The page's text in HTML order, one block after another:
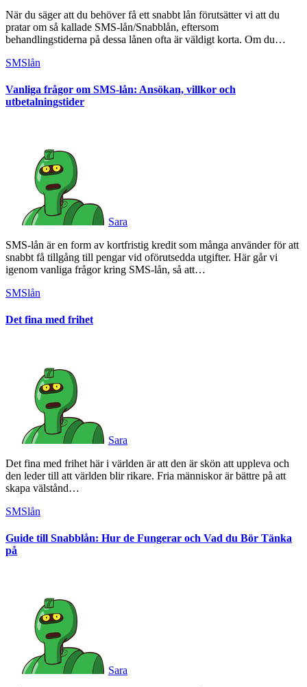
När du säger att du behöver få ett snabbt lån förutsätter vi att du
pratar om så kallade SMS-lån/Snabblån, eftersom
behandlingstiderna på dessa lånen ofta är väldigt korta. Om du…
SMSlån
Vanliga frågor om SMS-lån: Ansökan, villkor och
utbetalningstider
Sara
SMS-lån är en form av kortfristig kredit som många använder för att
snabbt få tillgång till pengar vid oförutsedda utgifter. Här går vi
igenom vanliga frågor kring SMS-lån, så att…
SMSlån
Det fina med frihet
Sara
Det fina med frihet här i världen är att den är skön att uppleva och
den leder till att världen blir rikare. Fria människor är bättre på att
skapa välstånd…
SMSlån
Guide till Snabblån: Hur de Fungerar och Vad du Bör Tänka
på
Sara